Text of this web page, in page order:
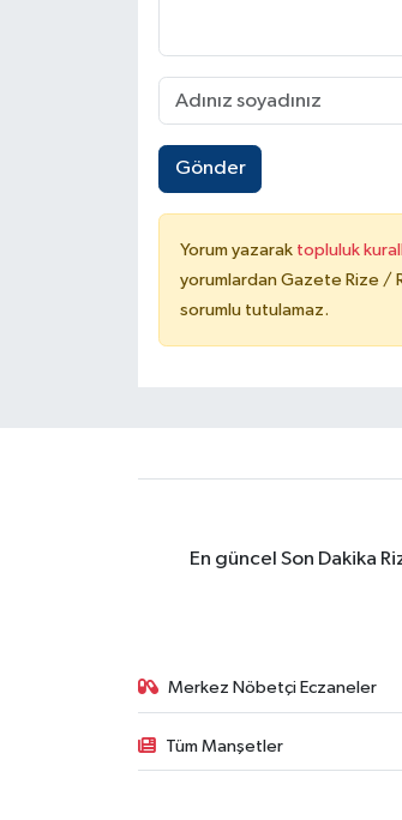
Gönder
Yorum yazarak topluluk
yorumlardan Gazete Rize /
sorumlu tutulamaz.
En güncel Son Dakika
Merkez Nöbetçi Eczaneler
Tüm Manşetler